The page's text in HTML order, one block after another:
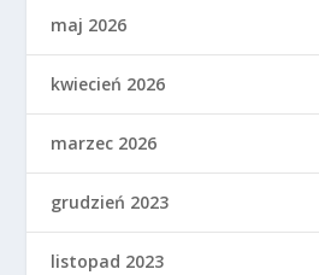
maj 2026
kwiecień 2026
marzec 2026
grudzień 2023
listopad 2023